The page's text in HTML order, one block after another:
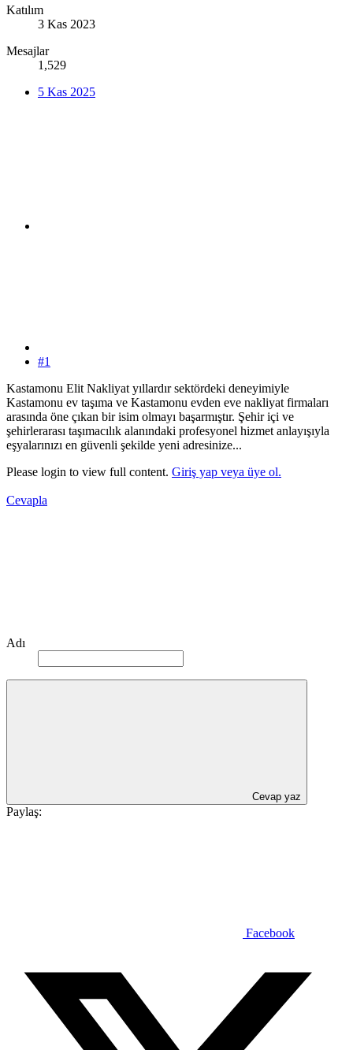
Katılım
3 Kas 2023
Mesajlar
1,529
5 Kas 2025
#1
Kastamonu Elit Nakliyat yıllardır sektördeki deneyimiyle
Kastamonu ev taşıma ve Kastamonu evden eve nakliyat firmaları
arasında öne çıkan bir isim olmayı başarmıştır. Şehir içi ve
şehirlerarası taşımacılık alanındaki profesyonel hizmet anlayışıyla
eşyalarınızı en güvenli şekilde yeni adresinize...
Please login to view full content. Giriş yap veya üye ol.
Cevapla
Adı
Cevap yaz
Paylaş:
Facebook